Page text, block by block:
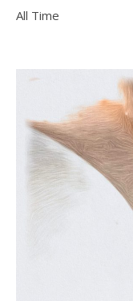
All Time